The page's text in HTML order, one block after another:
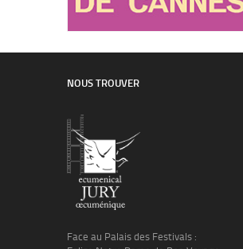
NOUS TROUVER
Face au Palais des Festivals :